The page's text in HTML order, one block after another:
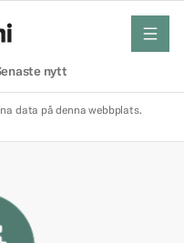
nytt
meny
data på denna webbplats.